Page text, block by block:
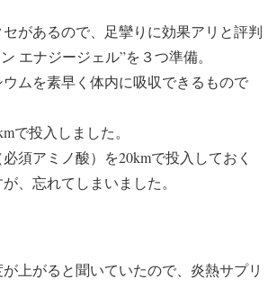
があるので、足攣りに効果アリと評判
エナジージェル”を３つ準備。
ムを素早く体内に吸収できるもので
で投入しました。
須アミノ酸）を20kmで投入しておく
、忘れてしまいました。
上がると聞いていたので、炎熱サプリ